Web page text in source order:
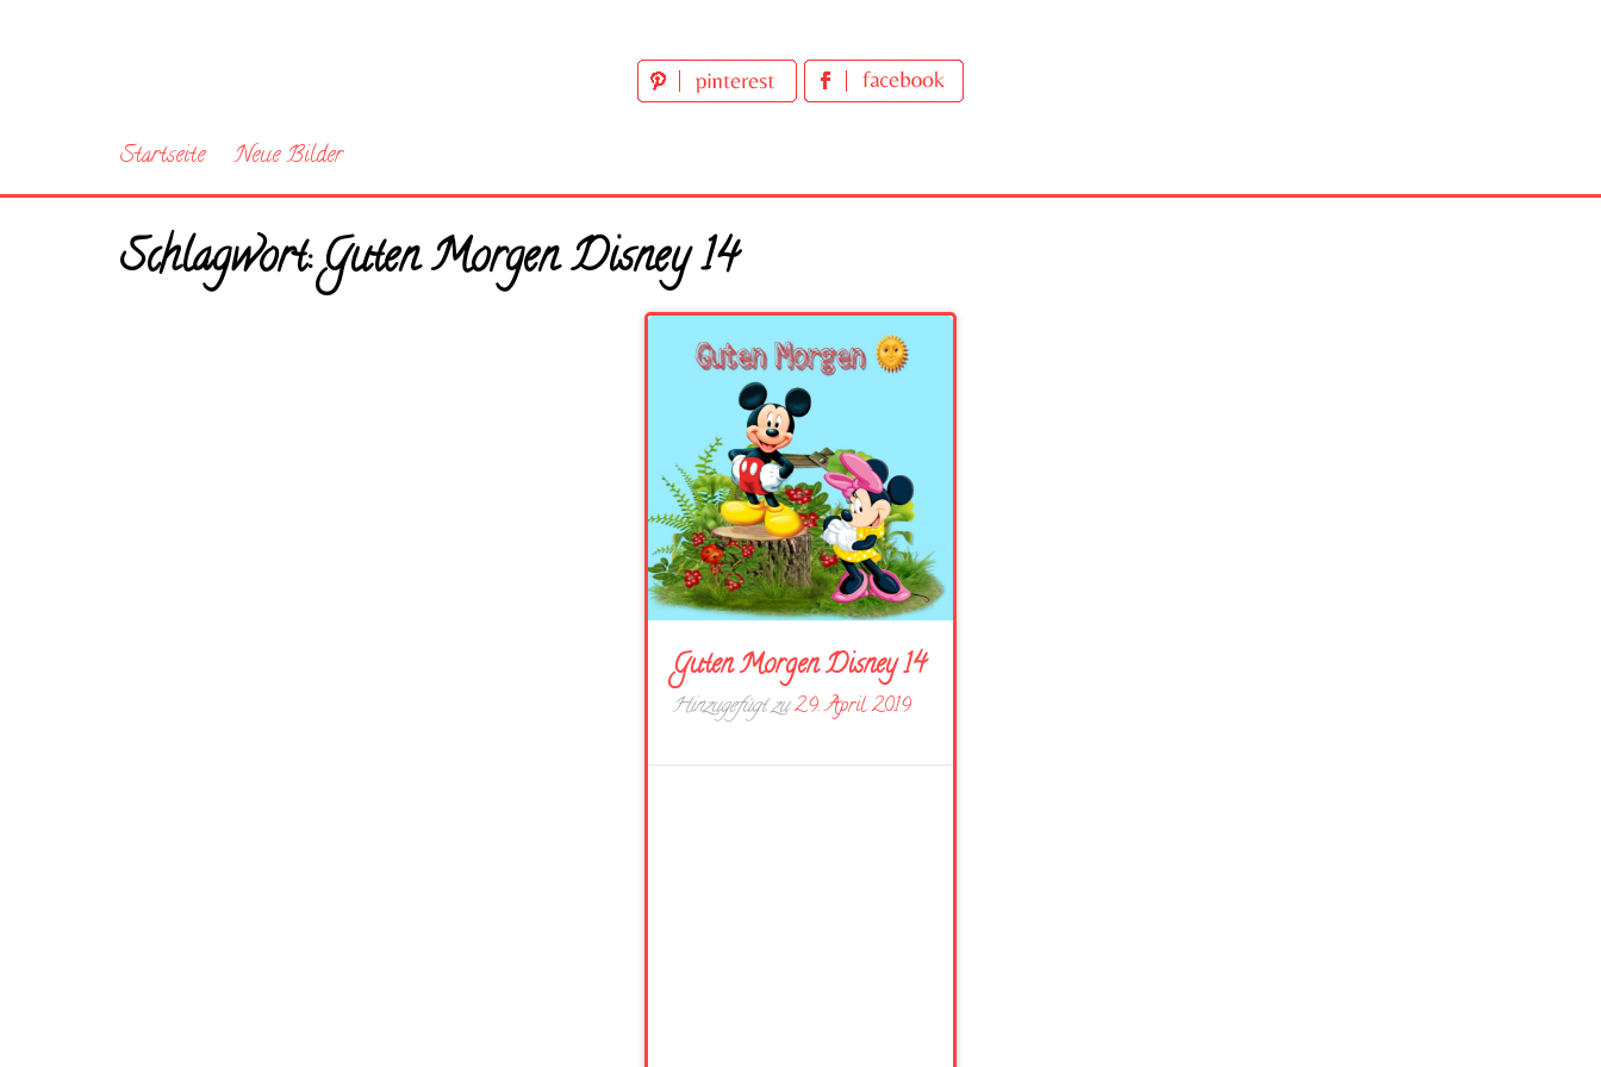
Startseite Neue Bilder
Schlagwort:Guten Morgen Disney 14
Guten Morgen Disney 14
Hinzugefügt zu29. April 2019